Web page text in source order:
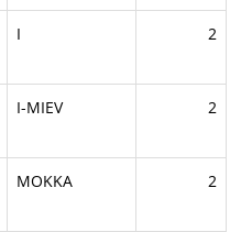
I 2
I-MIEV 2
MOKKA 2